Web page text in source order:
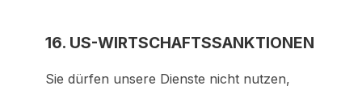
16. US-WIRTSCHAFTSSANKTIONEN
Sie dürfen unsere Dienste nicht nutzen,